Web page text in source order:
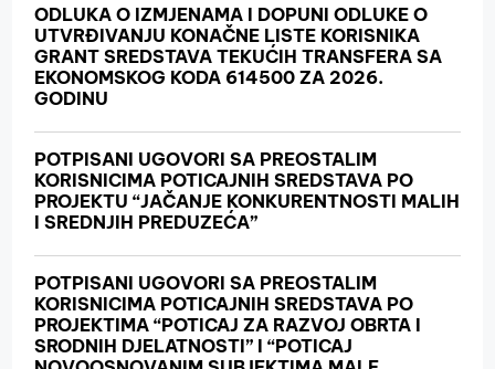
ODLUKA O IZMJENAMA I DOPUNI ODLUKE O
UTVRĐIVANJU KONAČNE LISTE KORISNIKA
GRANT SREDSTAVA TEKUĆIH TRANSFERA SA
EKONOMSKOG KODA 614500 ZA 2026.
GODINU
POTPISANI UGOVORI SA PREOSTALIM
KORISNICIMA POTICAJNIH SREDSTAVA PO
PROJEKTU “JAČANJE KONKURENTNOSTI MALIH
I SREDNJIH PREDUZEĆA”
POTPISANI UGOVORI SA PREOSTALIM
KORISNICIMA POTICAJNIH SREDSTAVA PO
PROJEKTIMA “POTICAJ ZA RAZVOJ OBRTA I
SRODNIH DJELATNOSTI” I “POTICAJ